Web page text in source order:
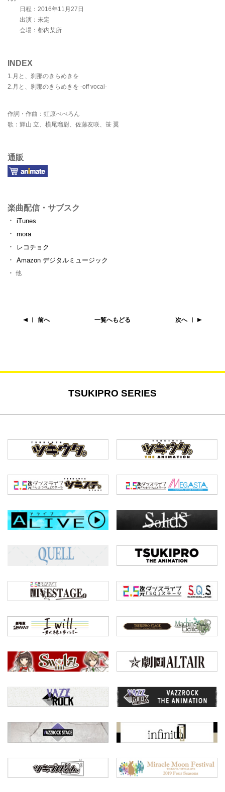
日程：2016年11月27日
出演：未定
会場：都内某所
INDEX
1.月と、刹那のきらめきを
2.月と、刹那のきらめきを -off vocal-
作詞・作曲：虹原ぺぺろん
歌：輝山 立、横尾瑠尉、佐藤友咲、笹 翼
通販
楽曲配信・サブスク
iTunes
mora
レコチョク
Amazon デジタルミュージック
他
前へ 一覧へもどる 次へ
TSUKIPRO SERIES